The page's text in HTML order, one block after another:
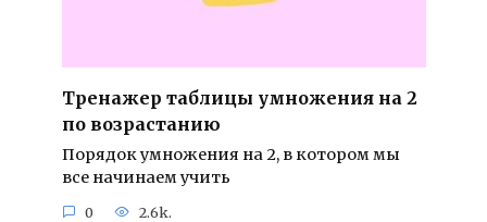
Тренажер таблицы умножения на 2
по возрастанию
Порядок умножения на 2, в котором мы
все начинаем учить
0 2.6k.